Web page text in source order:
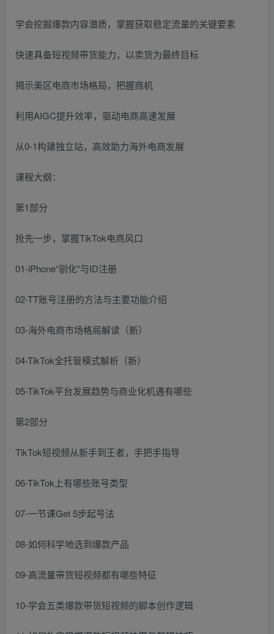
学会挖掘爆款内容潜质，掌握获取稳定流量的关键要素
快速具备短视频带货能力，以卖货为最终目标
揭示美区电商市场格局，把握商机
利用AIGC提升效率，驱动电商高速发展
从0-1构建独立站，高效助力海外电商发展
课程大纲：
第1部分
抢先一步，掌握TikTok电商风口
01-iPhone“驯化”与ID注册
02-TT账号注册的方法与主要功能介绍
03-海外电商市场格局解读（新）
04-TikTok全托管模式解析（新）
05-TikTok平台发展趋势与商业化机遇有哪些
第2部分
TikTok短视频从新手到王者，手把手指导
06-TikTok上有哪些账号类型
07-一节课Get 5步起号法
08-如何科学地选到爆款产品
09-高流量带货短视频都有哪些特征
10-学会五类爆款带货短视频的脚本创作逻辑